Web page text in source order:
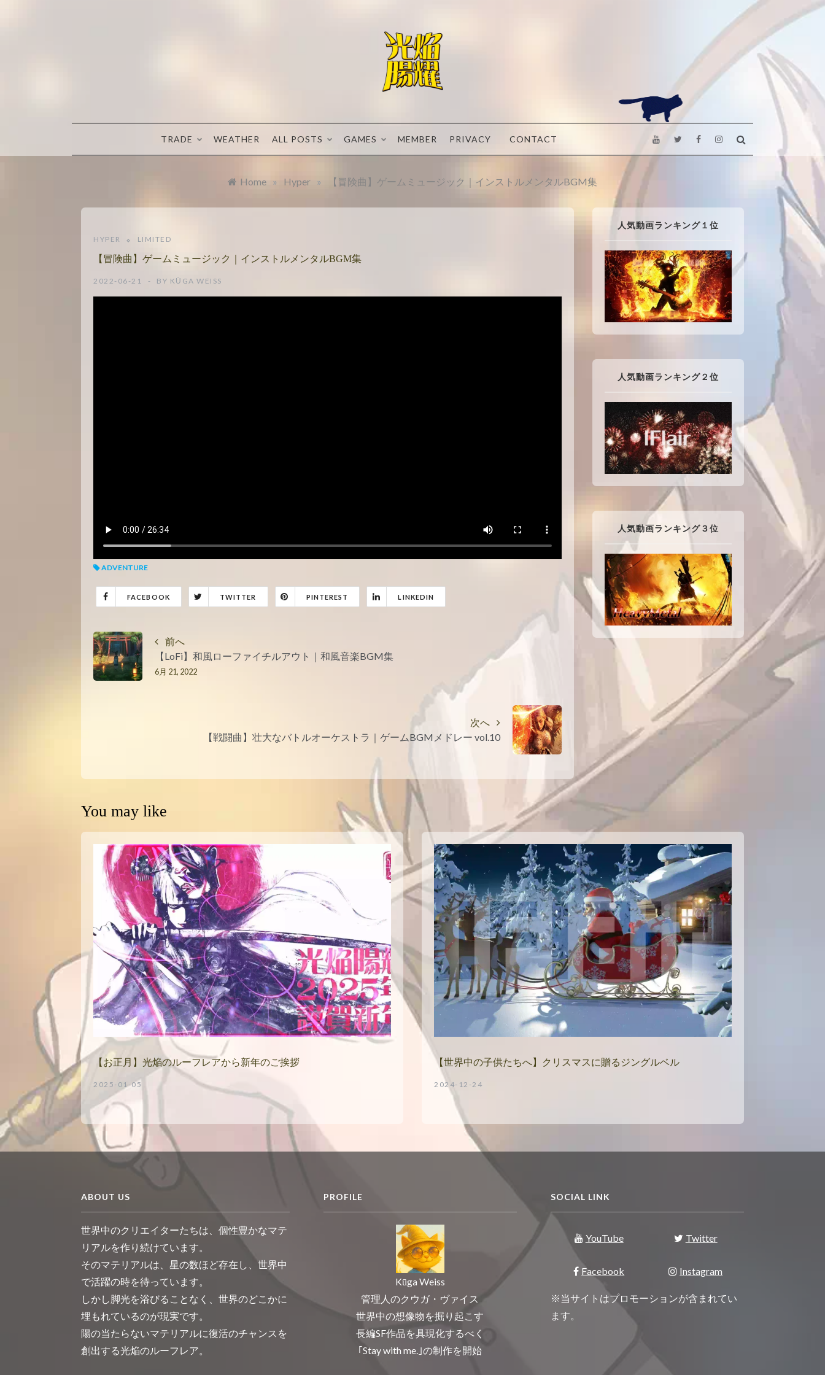
のル
ーフ
again.
TRADE WEATHER ALL POSTS GAMES MEMBER PRIVACY CONTACT
Home » Hyper » 【冒険曲】ゲームミュージック｜インストルメンタルBGM集
HYPER LIMITED
【冒険曲】ゲームミュージック｜インストルメンタルBGM集
2022-06-21 BY KŪGA WEISS
ADVENTURE
FACEBOOK TWITTER PINTEREST LINKEDIN
前へ
【LoFi】和風ローファイチルアウト｜和風音楽BGM集
6月 21, 2022
次へ
【戦闘曲】壮大なバトルオーケストラ｜ゲームBGMメドレー vol.10
人気動画ランキング１位
人気動画ランキング２位
人気動画ランキング３位
You may like
【お正月】光焔のルーフレアから新年のご挨拶
2025-01-05
【世界中の子供たちへ】クリスマスに贈るジングルベル
2024-12-24
ABOUT US
世界中のクリエイターたちは、個性豊かなマテ
リアルを作り続けています。
そのマテリアルは、星の数ほど存在し、世界中
で活躍の時を待っています。
しかし脚光を浴びることなく、世界のどこかに
埋もれているのが現実です。
陽の当たらないマテリアルに復活のチャンスを
創出する光焔のルーフレア。
PROFILE
Kūga Weiss
管理人のクウガ・ヴァイス
世界中の想像物を掘り起こす
長編SF作品を具現化するべく
｢Stay with me.｣の制作を開始
SOCIAL LINK
YouTube Twitter
Facebook Instagram
※当サイトはプロモーションが含まれてい
ます。